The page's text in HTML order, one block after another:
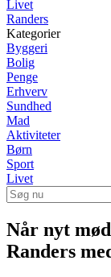
Livet
Randers
Kategorier
Byggeri
Bolig
Penge
Erhverv
Sundhed
Mad
Aktiviteter
Børn
Sport
Livet
Når nyt
Randers